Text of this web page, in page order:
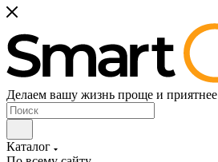
Делаем вашу жизнь проще и приятнее
Каталог